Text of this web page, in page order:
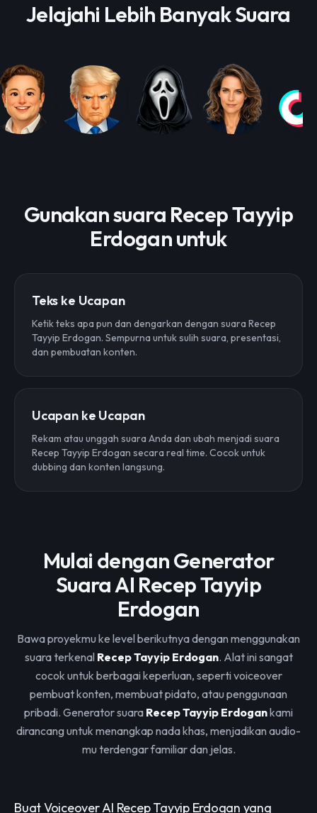
Jelajahi Lebih Banyak Suara
Gunakan suara Recep Tayyip
Erdogan untuk
Teks ke Ucapan
Ketik teks apa pun dan dengarkan dengan suara Recep
Tayyip Erdogan. Sempurna untuk sulih suara, presentasi,
dan pembuatan konten.
Ucapan ke Ucapan
Rekam atau unggah suara Anda dan ubah menjadi suara
Recep Tayyip Erdogan secara real time. Cocok untuk
dubbing dan konten langsung.
Mulai dengan Generator
Suara AI Recep Tayyip
Erdogan
Bawa proyekmu ke level berikutnya dengan menggunakan
suara terkenal Recep Tayyip Erdogan. Alat ini sangat
cocok untuk berbagai keperluan, seperti voiceover
pembuat konten, membuat pidato, atau penggunaan
pribadi. Generator suara Recep Tayyip Erdogankami
dirancang untuk menangkap nada khas, menjadikan audio-
mu terdengar familiar dan jelas.
Buat Voiceover AI Recep Tayyip Erdogan yang